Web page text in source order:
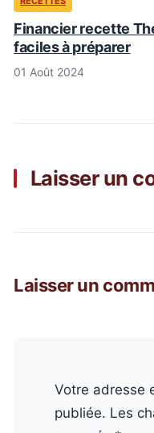
Financier recette
faciles à préparer
01 Août 2024
Laisser un
Laisser un
Votre adresse
publiée. Les